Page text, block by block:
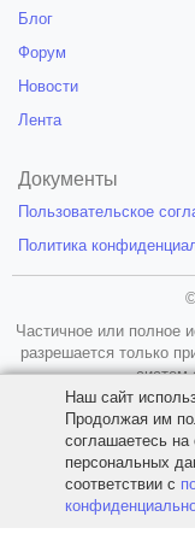
Блог
Форум
Новости
Лента
Документы
Пользовательское
Политика
Частичное или полное
разрешается только
систем
Наш сайт
Продолжая им
соглашаетесь на
персональных
соответствии с